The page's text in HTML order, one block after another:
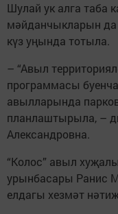
Шулай ук алга таба
мәйданчыкларын да
күз уңында тотыла.
– “Авыл
программасы
авылларында
планлаштырыла, –
Александровна.
“Колос” авыл
урынбасары Ранис
елдагы хезмәт